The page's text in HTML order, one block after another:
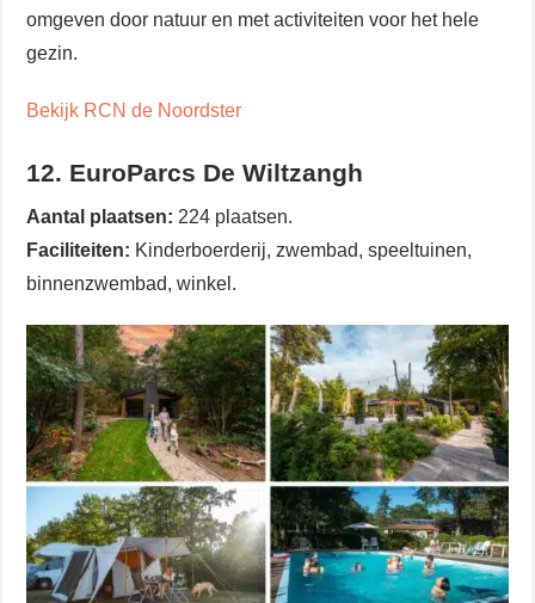
omgeven door natuur en met activiteiten voor het hele
gezin.
Bekijk RCN de Noordster
12. EuroParcs De Wiltzangh
Aantal plaatsen: 224 plaatsen.
Faciliteiten: Kinderboerderij, zwembad, speeltuinen,
binnenzwembad, winkel.